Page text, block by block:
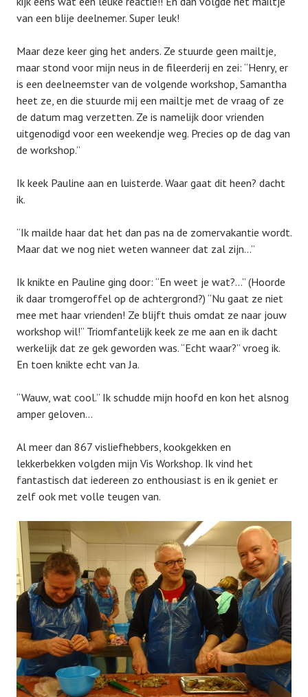
van een blije deelnemer. Super leuk!
Maar deze keer ging het anders. Ze stuurde geen mailtje,
maar stond voor mijn neus in de fileerderij en zei: “Henry, er
is een deelneemster van de volgende workshop, Samantha
heet ze, en die stuurde mij een mailtje met de vraag of ze
de datum mag verzetten. Ze is namelijk door vrienden
uitgenodigd voor een weekendje weg. Precies op de dag van
de workshop.”
Ik keek Pauline aan en luisterde. Waar gaat dit heen? dacht
ik.
“Ik mailde haar dat het dan pas na de zomervakantie wordt.
Maar dat we nog niet weten wanneer dat zal zijn…”
Ik knikte en Pauline ging door: “En weet je wat?…” (Hoorde
ik daar tromgeroffel op de achtergrond?) “Nu gaat ze niet
mee met haar vrienden! Ze blijft thuis omdat ze naar jouw
workshop wil!” Triomfantelijk keek ze me aan en ik dacht
werkelijk dat ze gek geworden was. “Echt waar?” vroeg ik.
En toen knikte echt van Ja.
“Wauw, wat cool.” Ik schudde mijn hoofd en kon het alsnog
amper geloven…
Al meer dan 867 visliefhebbers, kookgekken en
lekkerbekken volgden mijn Vis Workshop. Ik vind het
fantastisch dat iedereen zo enthousiast is en ik geniet er
zelf ook met volle teugen van.